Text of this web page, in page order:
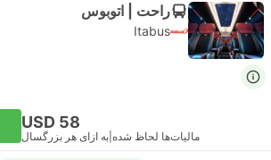
راحت | اتوبوس
Itabus
USD 58
مالیات‌ها لحاظ شده به ازای هر بزرگسال